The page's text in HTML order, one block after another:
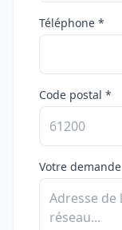
Téléphone *
Code postal *
Votre demande